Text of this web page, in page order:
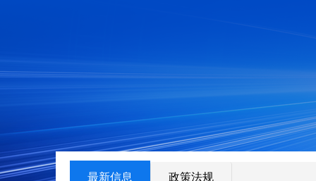
最新信息 政策法规